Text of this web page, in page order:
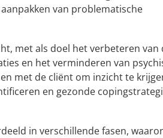
van problematische
met als doel het verbeteren van
en het verminderen van
met de cliënt om inzicht te
en gezonde
in verschillende fasen,